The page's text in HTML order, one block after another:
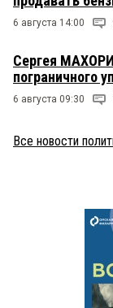
6 августа 14:00
Сергея
пограничного
6 августа 09:30
Все новости